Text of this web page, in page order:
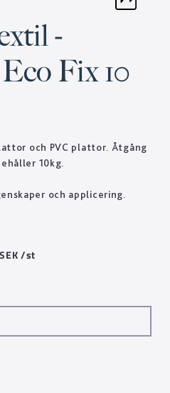
-
Fix 10
och PVC plattor. Åtgång
10kg.
och applicering.
/st